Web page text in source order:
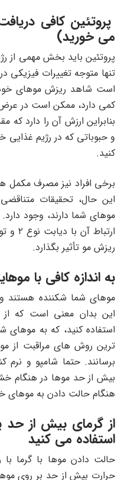
پروتئین کافی
می خورید)
پروتئین باید بخش مهمی از
تنها متوجه تغییرات
است شاهد ریزش موهای خود
بنابراین ارزش آن را دارد
و حبوباتی که در رژیم
کنید.
برخی افراد نیز مصرف مکمل
این حال، تحقیقات
موهای شما دارند، وجود
ریزش مو تأثیر بگذارد.
به اندازه کافی با
موهای شما شکننده هستند و
این بدان معنی است که
استفاده ‌کنید، که به
ترین روش های مراقبت از
برسانند. حتما شامپو و نرم
بیش از حد موها در هنگام
هنگام حالت دادن به موهای
از گرمای بیش از
استفاده می کنید
حالت دادن موها با گرما
حرارت بیش از حد بر روی